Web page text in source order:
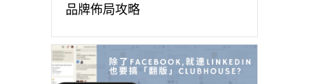
品牌佈局攻略